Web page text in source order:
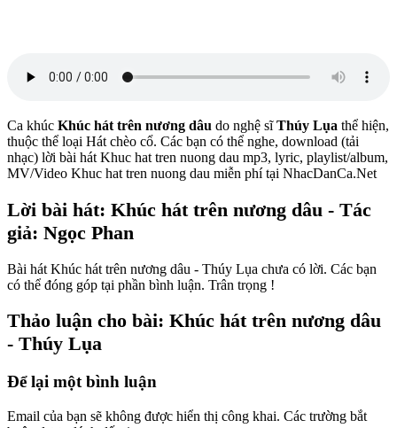
Ca khúc Khúc hát trên nương dâu do nghệ sĩThúy Lụa thể hiện,
thuộc thể loại Hát chèo cổ. Các bạn có thể nghe, download (tải
nhạc) lời bài hát Khuc hat tren nuong dau mp3, lyric, playlist/album,
MV/Video Khuc hat tren nuong dau miễn phí tại NhacDanCa.Net
Lời bài hát: Khúc hát trên nương dâu - Tác
giả: Ngọc Phan
Bài hát Khúc hát trên nương dâu - Thúy Lụa chưa có lời. Các bạn
có thể đóng góp tại phần bình luận. Trân trọng !
Thảo luận cho bài: Khúc hát trên nương dâu
- Thúy Lụa
Để lại một bình luận
Email của bạn sẽ không được hiển thị công khai. Các trường bắt